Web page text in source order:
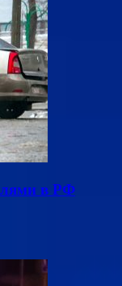
в РФ